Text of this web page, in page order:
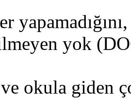
yok
okula giden